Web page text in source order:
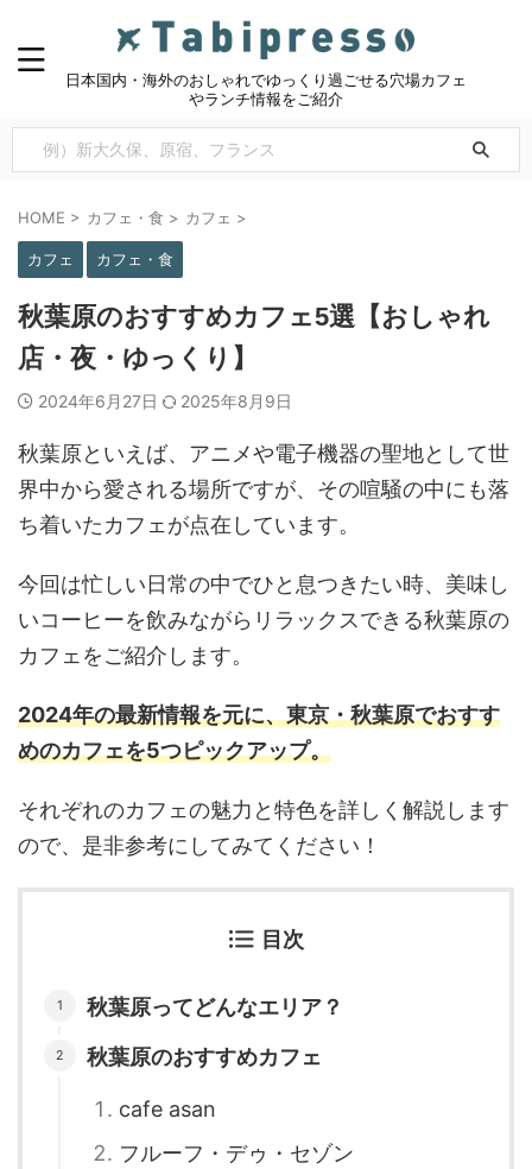
日本国内・海外のおしゃれでゆっくり過ごせる穴場カフェ
やランチ情報をご紹介
HOME > カフェ・食 > カフェ >
カフェ カフェ・食
秋葉原のおすすめカフェ5選【おしゃれ
店・夜・ゆっくり】
2024年6月27日 2025年8月9日
秋葉原といえば、アニメや電子機器の聖地として世
界中から愛される場所ですが、その喧騒の中にも落
ち着いたカフェが点在しています。
今回は忙しい日常の中でひと息つきたい時、美味し
いコーヒーを飲みながらリラックスできる秋葉原の
カフェをご紹介します。
2024年の最新情報を元に、東京・秋葉原でおすす
めのカフェを5つピックアップ。
それぞれのカフェの魅力と特色を詳しく解説します
ので、是非参考にしてみてください！
目次
秋葉原ってどんなエリア？
秋葉原のおすすめカフェ
cafe asan
フルーフ・デゥ・セゾン